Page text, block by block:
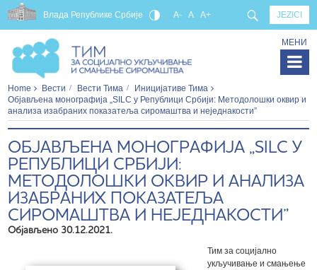
Влада Републике Србије JEZICI
A- A A+
МЕНИ
Home Вести Вести Тима
Иницијативе Тима
Објављена монографија „SILC у Републици Србији: Методолошки оквир и
анализа изабраних показатеља сиромаштва и неједнакости”
ОБЈАВЉЕНА МОНОГРАФИЈА „SILC У
РЕПУБЛИЦИ СРБИЈИ:
МЕТОДОЛОШКИ ОКВИР И АНАЛИЗА
ИЗАБРАНИХ ПОКАЗАТЕЉА
СИРОМАШТВА И НЕЈЕДНАКОСТИ”
Објављено 30.12.2021.
Тим за социјално
укључивање и смањење